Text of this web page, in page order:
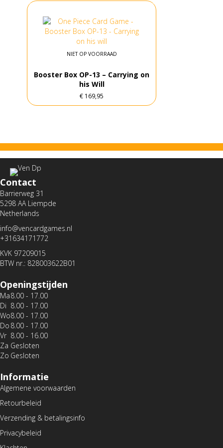
NIET OP VOORRAAD
Booster Box OP-13 – Carrying on
his Will
€ 169,95
Contact
Barrierweg 31
5298 AA Liempde
Netherlands
info@vencardgames.nl
+31634171772
KVK 97209015
BTW nr.: 828003622B01
Openingstijden
Ma
Di
Wo
Do
Vr
Za
Zo
8.00 - 17.00
8.00 - 17.00
8.00 - 17.00
8.00 - 17.00
8.00 - 16.00
Gesloten
Gesloten
Informatie
Algemene voorwaarden
Retourbeleid
Verzending & betalingsinfo
Privacybeleid